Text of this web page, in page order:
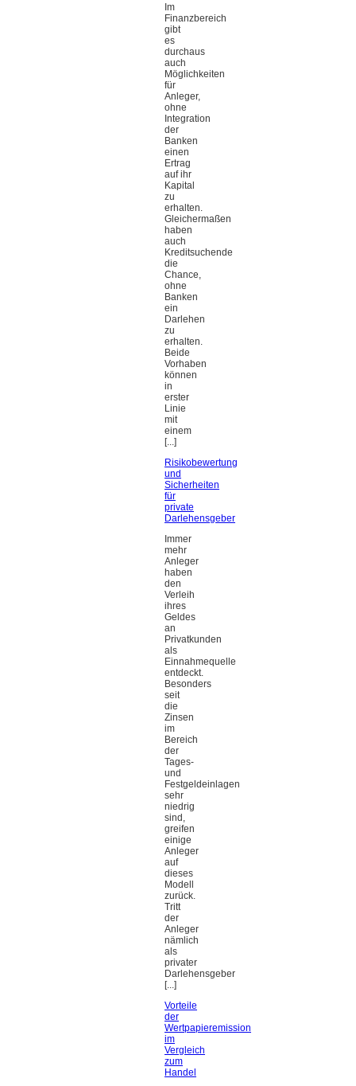
Im
Finanzbereich
gibt
es
durchaus
auch
Möglichkeiten
für
Anleger,
ohne
Integration
der
Banken
einen
Ertrag
auf ihr
Kapital
zu
erhalten.
Gleichermaßen
haben
auch
Kreditsuchende
die
Chance,
ohne
Banken
ein
Darlehen
zu
erhalten.
Beide
Vorhaben
können
in
erster
Linie
mit
einem
[...]
Risikobewertung
und
Sicherheiten
für
private
Darlehensgeber
Immer
mehr
Anleger
haben
den
Verleih
ihres
Geldes
an
Privatkunden
als
Einnahmequelle
entdeckt.
Besonders
seit
die
Zinsen
im
Bereich
der
Tages-
und
Festgeldeinlagen
sehr
niedrig
sind,
greifen
einige
Anleger
auf
dieses
Modell
zurück.
Tritt
der
Anleger
nämlich
als
privater
Darlehensgeber
[...]
Vorteile
der
Wertpapieremission
im
Vergleich
zum
Handel